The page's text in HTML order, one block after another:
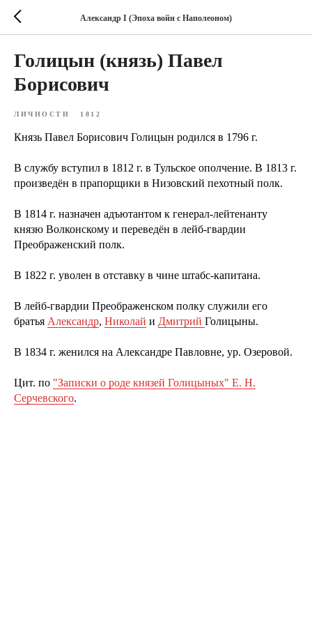
Александр I (Эпоха войн с Наполеоном)
Голицын (князь) Павел
Борисович
ЛИЧНОСТИ 1812
Князь Павел Борисович Голицын родился в 1796 г.
В службу вступил в 1812 г. в Тульское ополчение. В 1813 г.
произведён в прапорщики в Низовский пехотный полк.
В 1814 г. назначен адъютантом к генерал-лейтенанту
князю Волконскому и переведён в лейб-гвардии
Преображенский полк.
В 1822 г. уволен в отставку в чине штабс-капитана.
В лейб-гвардии Преображенском полку служили его
братья Александр, Николай и Дмитрий Голицыны.
В 1834 г. женился на Александре Павловне, ур. Озеровой.
Цит. по "Записки о роде князей Голицыных" Е. Н.
Серчевского.